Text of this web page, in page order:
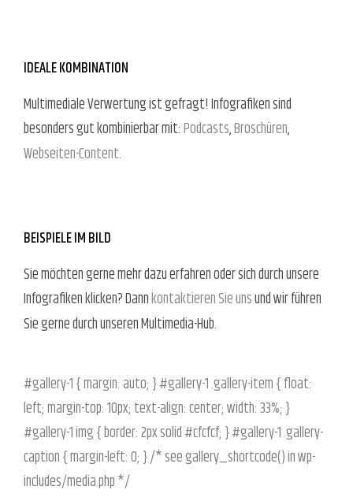
IDEALE KOMBINATION
Multimediale Verwertung ist gefragt! Infografiken sind
besonders gut kombinierbar mit:Podcasts,Broschüren,
Webseiten-Content.
BEISPIELE IM BILD
Sie möchten gerne mehr dazu erfahren oder sich durch unsere
Infografiken klicken? Dannkontaktieren Sie unsund wir führen
Sie gerne durch unseren Multimedia-Hub.
#gallery-1 { margin: auto; } #gallery-1 .gallery-item { float:
left; margin-top: 10px; text-align: center; width: 33%; }
#gallery-1 img { border: 2px solid #cfcfcf; } #gallery-1 .gallery-
caption { margin-left: 0; } /* see gallery_shortcode() in wp-
includes/media.php */